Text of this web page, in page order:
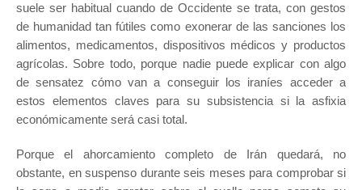
suele ser habitual cuando de Occidente se trata, con gestos
de humanidad tan fútiles como exonerar de las sanciones los
alimentos, medicamentos, dispositivos médicos y productos
agrícolas. Sobre todo, porque nadie puede explicar con algo
de sensatez cómo van a conseguir los iraníes acceder a
estos elementos claves para su subsistencia si la asfixia
económicamente será casi total.
Porque el ahorcamiento completo de Irán quedará, no
obstante, en suspenso durante seis meses para comprobar si